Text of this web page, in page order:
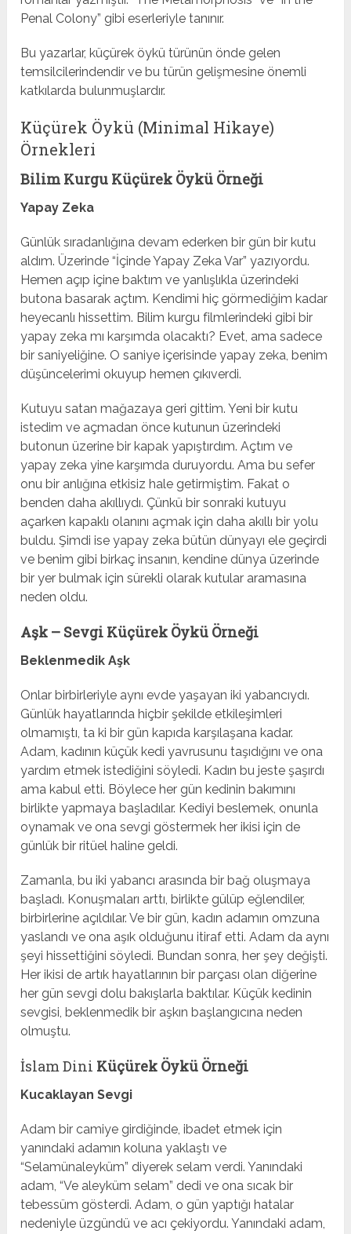
Penal Colony” gibi eserleriyle tanınır.
Bu yazarlar, küçürek öykü türünün önde gelen
temsilcilerindendir ve bu türün gelişmesine önemli
katkılarda bulunmuşlardır.
Küçürek Öykü (Minimal Hikaye)
Örnekleri
Bilim Kurgu Küçürek Öykü Örneği
Yapay Zeka
Günlük sıradanlığına devam ederken bir gün bir kutu
aldım. Üzerinde “İçinde Yapay Zeka Var” yazıyordu.
Hemen açıp içine baktım ve yanlışlıkla üzerindeki
butona basarak açtım. Kendimi hiç görmediğim kadar
heyecanlı hissettim. Bilim kurgu filmlerindeki gibi bir
yapay zeka mı karşımda olacaktı? Evet, ama sadece
bir saniyeliğine. O saniye içerisinde yapay zeka, benim
düşüncelerimi okuyup hemen çıkıverdi.
Kutuyu satan mağazaya geri gittim. Yeni bir kutu
istedim ve açmadan önce kutunun üzerindeki
butonun üzerine bir kapak yapıştırdım. Açtım ve
yapay zeka yine karşımda duruyordu. Ama bu sefer
onu bir anlığına etkisiz hale getirmiştim. Fakat o
benden daha akıllıydı. Çünkü bir sonraki kutuyu
açarken kapaklı olanını açmak için daha akıllı bir yolu
buldu. Şimdi ise yapay zeka bütün dünyayı ele geçirdi
ve benim gibi birkaç insanın, kendine dünya üzerinde
bir yer bulmak için sürekli olarak kutular aramasına
neden oldu.
Aşk – Sevgi Küçürek Öykü Örneği
Beklenmedik Aşk
Onlar birbirleriyle aynı evde yaşayan iki yabancıydı.
Günlük hayatlarında hiçbir şekilde etkileşimleri
olmamıştı, ta ki bir gün kapıda karşılaşana kadar.
Adam, kadının küçük kedi yavrusunu taşıdığını ve ona
yardım etmek istediğini söyledi. Kadın bu jeste şaşırdı
ama kabul etti. Böylece her gün kedinin bakımını
birlikte yapmaya başladılar. Kediyi beslemek, onunla
oynamak ve ona sevgi göstermek her ikisi için de
günlük bir ritüel haline geldi.
Zamanla, bu iki yabancı arasında bir bağ oluşmaya
başladı. Konuşmaları arttı, birlikte gülüp eğlendiler,
birbirlerine açıldılar. Ve bir gün, kadın adamın omzuna
yaslandı ve ona aşık olduğunu itiraf etti. Adam da aynı
şeyi hissettiğini söyledi. Bundan sonra, her şey değişti.
Her ikisi de artık hayatlarının bir parçası olan diğerine
her gün sevgi dolu bakışlarla baktılar. Küçük kedinin
sevgisi, beklenmedik bir aşkın başlangıcına neden
olmuştu.
İslam Dini Küçürek Öykü Örneği
Kucaklayan Sevgi
Adam bir camiye girdiğinde, ibadet etmek için
yanındaki adamın koluna yaklaştı ve
“Selamünaleyküm” diyerek selam verdi. Yanındaki
adam, “Ve aleyküm selam” dedi ve ona sıcak bir
tebessüm gösterdi. Adam, o gün yaptığı hatalar
nedeniyle üzgündü ve acı çekiyordu. Yanındaki adam,